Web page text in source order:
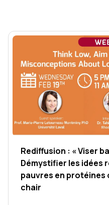
Rediffusion : « Viser
Démystifier les idées
pauvres en protéines
chair